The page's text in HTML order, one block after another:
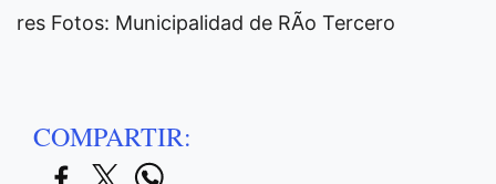
res Fotos: Municipalidad de RÃ­o Tercero
COMPARTIR: